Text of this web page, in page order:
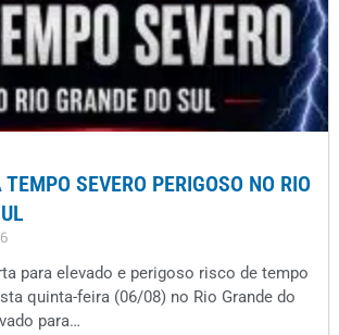
SEVERO PERIGOSO NO RIO
para elevado e perigoso risco de tempo
quinta-feira (06/08) no Rio Grande do
para…